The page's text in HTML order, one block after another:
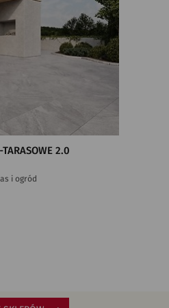
2.0
i ogród